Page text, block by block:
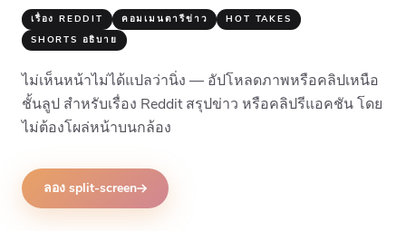
เรื่อง REDDIT คอมเมนตารีข่าว
HOT TAKES
SHORTS อธิบาย
ไม่เห็นหน้าไม่ได้แปลว่านิ่ง — อัปโหลดภาพหรือคลิปเหนือ
ชั้นลูป สำหรับเรื่อง Reddit สรุปข่าว หรือคลิปรีแอคชัน โดย
ไม่ต้องโผล่หน้าบนกล้อง
ลอง split-screen